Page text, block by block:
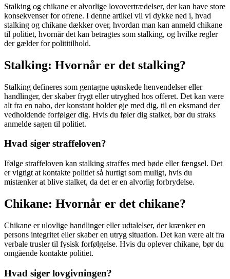
Stalking og chikane er alvorlige lovovertrædelser, der kan have store
konsekvenser for ofrene. I denne artikel vil vi dykke ned i, hvad
stalking og chikane dækker over, hvordan man kan anmeld chikane
til politiet, hvornår det kan betragtes som stalking, og hvilke regler
der gælder for polititilhold.
Stalking: Hvornår er det stalking?
Stalking defineres som gentagne uønskede henvendelser eller
handlinger, der skaber frygt eller utryghed hos offeret. Det kan være
alt fra en nabo, der konstant holder øje med dig, til en eksmand der
vedholdende forfølger dig. Hvis du føler dig stalket, bør du straks
anmelde sagen til politiet.
Hvad siger straffeloven?
Ifølge straffeloven kan stalking straffes med bøde eller fængsel. Det
er vigtigt at kontakte politiet så hurtigt som muligt, hvis du
mistænker at blive stalket, da det er en alvorlig forbrydelse.
Chikane: Hvornår er det chikane?
Chikane er ulovlige handlinger eller udtalelser, der krænker en
persons integritet eller skaber en utryg situation. Det kan være alt fra
verbale trusler til fysisk forfølgelse. Hvis du oplever chikane, bør du
omgående kontakte politiet.
Hvad siger lovgivningen?